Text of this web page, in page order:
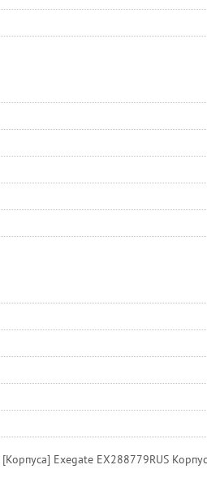
[Корпуса] Exegate EX288779RUS